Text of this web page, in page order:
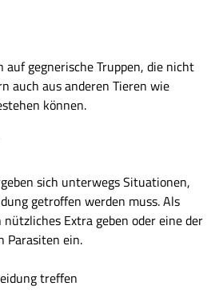
gegnerische Truppen, die nicht
auch aus anderen Tieren wie
können.
sich unterwegs Situationen,
getroffen werden muss. Als
Extra geben oder eine der
Parasiten ein.